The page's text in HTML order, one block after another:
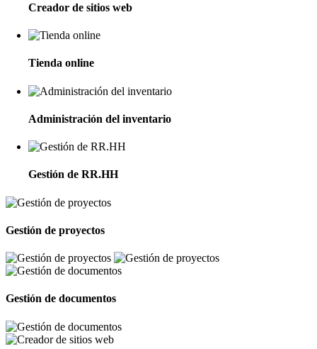
Creador de sitios web
Tienda online
Administración del inventario
Gestión de RR.HH
Gestión de proyectos
Gestión de documentos